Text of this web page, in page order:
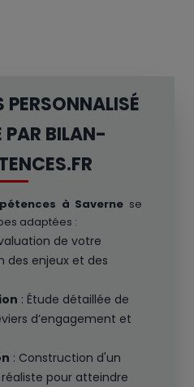
PERSONNALISÉ
PAR BILAN-
à Saverne se
adaptées :
de votre
des enjeux et des
: Étude détaillée de
d’engagement et
: Construction d'un
pour atteindre